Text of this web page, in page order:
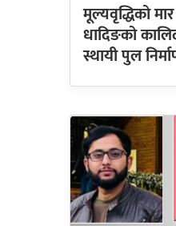
मूल्यवृद्धिको
धादिङको
स्थायी पुल